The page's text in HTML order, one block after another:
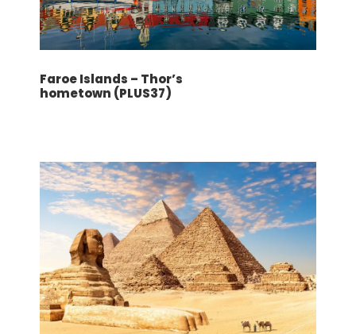
NAPOLI (4*)
请点击此处！
下载
下载电子行程
行程
Faroe Islands – Thor’s
hometown (PLUS37)